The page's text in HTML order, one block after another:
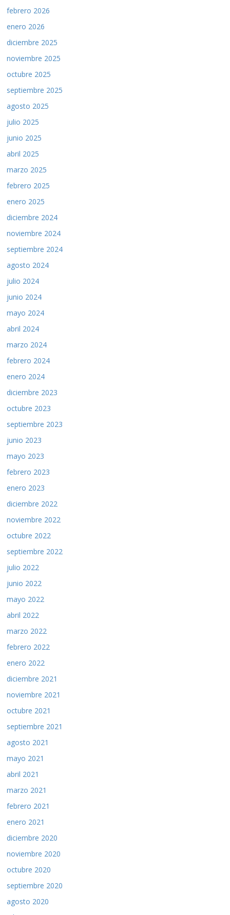
febrero 2026
enero 2026
diciembre 2025
noviembre 2025
octubre 2025
septiembre 2025
agosto 2025
julio 2025
junio 2025
abril 2025
marzo 2025
febrero 2025
enero 2025
diciembre 2024
noviembre 2024
septiembre 2024
agosto 2024
julio 2024
junio 2024
mayo 2024
abril 2024
marzo 2024
febrero 2024
enero 2024
diciembre 2023
octubre 2023
septiembre 2023
junio 2023
mayo 2023
febrero 2023
enero 2023
diciembre 2022
noviembre 2022
octubre 2022
septiembre 2022
julio 2022
junio 2022
mayo 2022
abril 2022
marzo 2022
febrero 2022
enero 2022
diciembre 2021
noviembre 2021
octubre 2021
septiembre 2021
agosto 2021
mayo 2021
abril 2021
marzo 2021
febrero 2021
enero 2021
diciembre 2020
noviembre 2020
octubre 2020
septiembre 2020
agosto 2020